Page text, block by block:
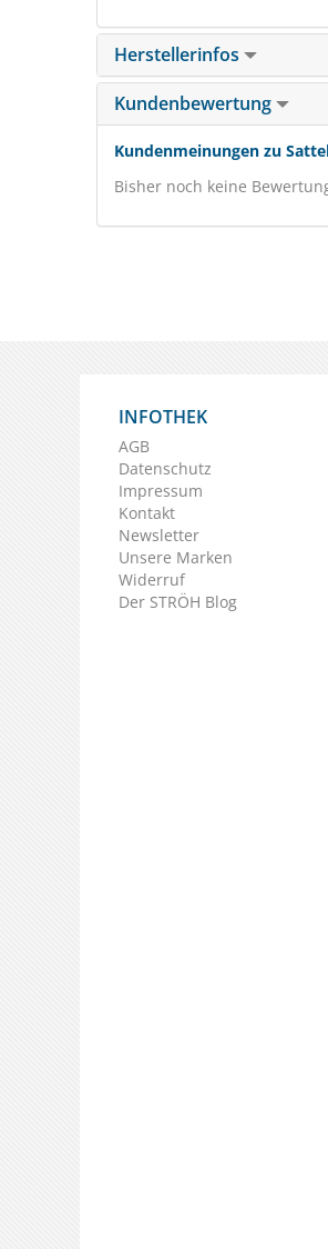
Herstellerinfos
Kundenbewertung
Kundenmeinungen zu
Bisher noch keine
INFOTHEK
AGB
Datenschutz
Impressum
Kontakt
Newsletter
Unsere Marken
Widerruf
Der STRÖH Blog